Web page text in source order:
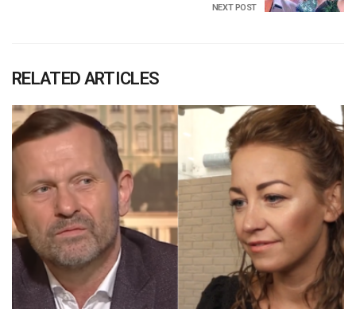
NEXT POST
RELATED ARTICLES